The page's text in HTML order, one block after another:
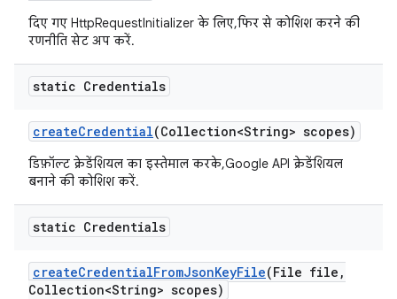
दिए गए HttpRequestInitializer के लिए, फिर से कोशिश करने की
रणनीति सेट अप करें.
static Credentials
createCredential(Collection<String> scopes)
डिफ़ॉल्ट क्रेडेंशियल का इस्तेमाल करके, Google API क्रेडेंशियल
बनाने की कोशिश करें.
static Credentials
createCredentialFromJsonKeyFile(File file ,
Collection<String> scopes)